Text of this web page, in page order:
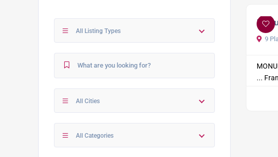
All Listing Types
All Cities
All Categories
9
...